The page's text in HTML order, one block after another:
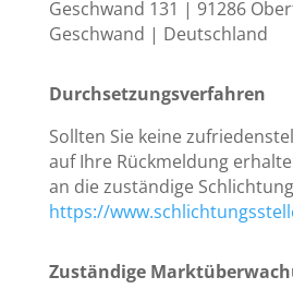
Geschwand 131 | 91286
Geschwand | Deutschland
Durchsetzungsverfahren
Sollten Sie keine
auf Ihre Rückmeldung
an die zuständige
https://
Zuständige